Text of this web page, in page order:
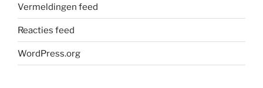
Vermeldingen feed
Reacties feed
WordPress.org